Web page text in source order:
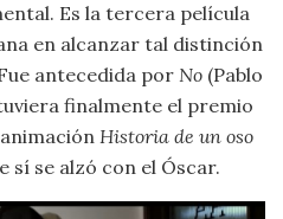
Es la tercera película
en alcanzar tal distinción
antecedida por No (Pablo
finalmente el premio
Historia de un oso
sí se alzó con el Óscar.